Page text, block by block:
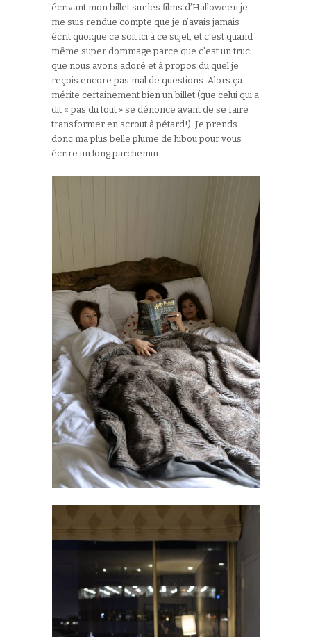
écrivant mon billet sur les films d’Halloween je
me suis rendue compte que je n’avais jamais
écrit quoique ce soit ici à ce sujet, et c’est quand
même super dommage parce que c’est un truc
que nous avons adoré et à propos du quel je
reçois encore pas mal de questions. Alors ça
mérite certainement bien un billet (que celui qui a
dit « pas du tout » se dénonce avant de se faire
transformer en scrout à pétard!). Je prends
donc ma plus belle plume de hibou pour vous
écrire un long parchemin.